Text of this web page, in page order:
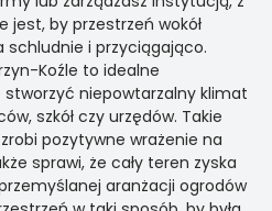
jest, by przestrzeń wokół
schludnie i przyciągająco.
Koźle to idealne
niepowtarzalny klimat
szkół czy urzędów. Takie
pozytywne wrażenie na
sprawi, że cały teren zyska
aranżacji ogrodów